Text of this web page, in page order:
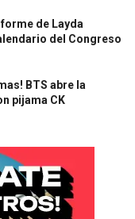
de Layda
del Congreso
BTS abre la
pijama CK